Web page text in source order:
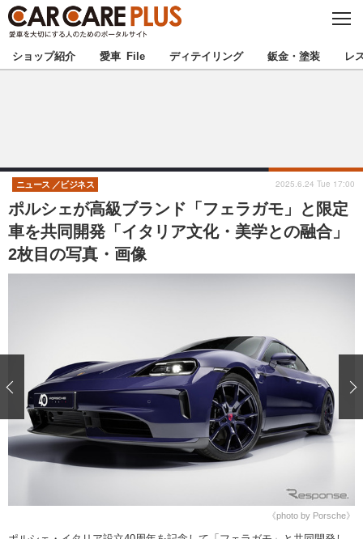
C
S
E
★カーケアプラス認定★ 厳選プロショップを地域から探す
甲信越 北陸
東海 関西
中国
ショップレポート 愛車 File
自動車豆知識 ストップ！不具合修理＆粗悪修理
鈑金・塗装
ディテイリング
ディテイリング 洗車
ヘッドライト磨き コーティング
フィルム・ラッピング
鈑金・塗装
小キズ直し 防錆
特集記事
ストップ 不具合修理＆粗悪修理
カーメーカー「旧車」関連プロジェ
ショップ紹介
ショップレポート プロショップ検索
レストア
ショップ紹介 愛車 File ディテイリング 鈑金・塗装 レ
ポルシェが高級ブランド「フェラガモ」と限定
車を共同開発「イタリア文化・美学との融合」
2枚目の写真・画像
ニュース ビジネス 2025.6.24 Tue 17:00
《photo by Porsche》